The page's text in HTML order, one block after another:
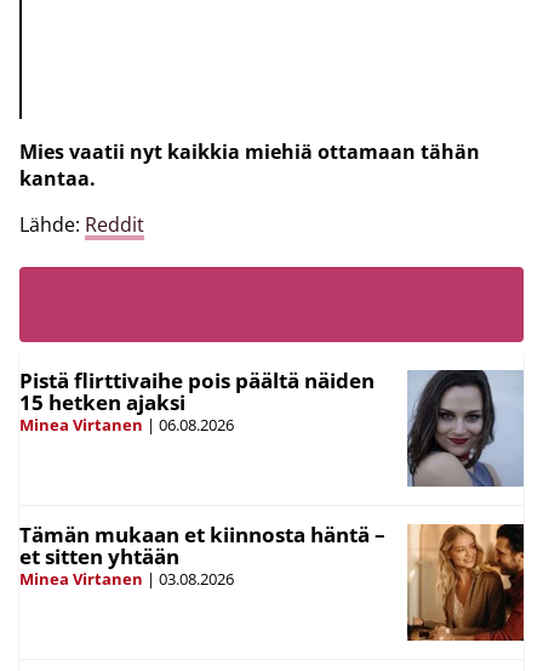
Mies vaatii nyt kaikkia miehiä ottamaan tähän
kantaa.
Lähde: Reddit
Pistä flirttivaihe pois päältä näiden
15 hetken ajaksi
Minea Virtanen | 06.08.2026
Tämän mukaan et kiinnosta häntä –
et sitten yhtään
Minea Virtanen | 03.08.2026